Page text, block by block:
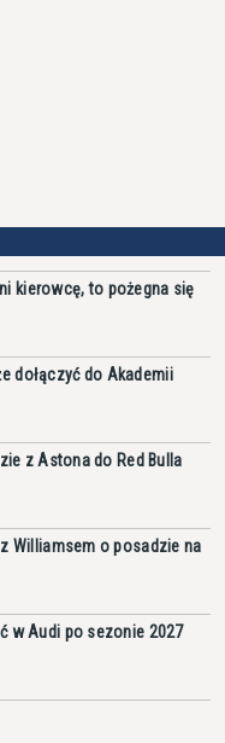
kierowcę, to pożegna się
dołączyć do Akademii
z Astona do Red Bulla
Williamsem o posadzie na
w Audi po sezonie 2027